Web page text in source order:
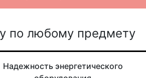
по любому предмету
Надежность энергетического